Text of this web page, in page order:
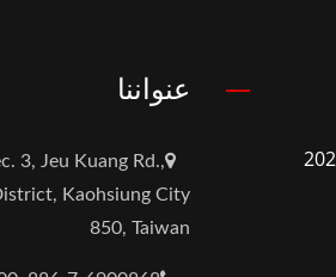
عنواننا
3, Jeu Kuang Rd.,
Kaohsiung City
850, Taiwan
الصينية 2022